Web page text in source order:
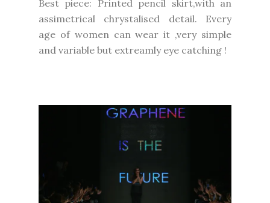
Best piece: Printed pencil skirt,with an
assimetrical chrystalised detail. Every
age of women can wear it ,very simple
and variable but extreamly eye catching !